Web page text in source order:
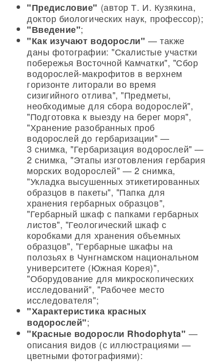
"Предисловие" (автор Т. И. Кузякина,
доктор биологических наук, профессор);
"Введение";
"Как изучают водоросли" — также
даны фотографии: "Скалистые участки
побережья Восточной Камчатки", "Сбор
водорослей-макрофитов в верхнем
горизонте литорали во время
сизигийного отлива", "Предметы,
необходимые для сбора водорослей",
"Подготовка к выезду на берег моря",
"Хранение разобранных проб
водорослей до гербаризации" —
3 снимка, "Гербаризация водорослей" —
2 снимка, "Этапы изготовления гербария
морских водорослей" — 2 снимка,
"Укладка высушенных этикетированных
образцов в пакеты", "Папка для
хранения гербарных образцов",
"Гербарный шкаф с папками гербарных
листов", "Геологический шкаф с
коробками для хранения объемных
образцов", "Гербарные шкафы на
полозьях в Чунгнамском национальном
университете (Южная Корея)",
"Оборудование для микроскопических
исследований", "Рабочее место
исследователя";
"Характеристика красных
водорослей";
"Красные водоросли Rhodophyta" —
описания видов (с иллюстрациями —
цветными фотографиями):